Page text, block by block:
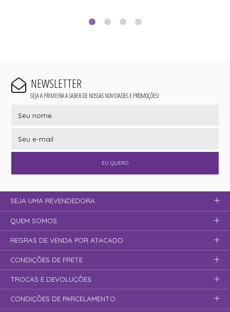
NEWSLETTER
SEJA A PRIMEIRA A SABER DE NOSSAS NOVIDADES E PROMOÇÕES!
EU QUERO
SEJA UMA REVENDEDORA
QUEM SOMOS
REGRAS DE VENDA POR ATACADO
CONDIÇÕES DE FRETE
TROCAS E DEVOLUÇÕES
CONDIÇÕES DE PARCELAMENTO